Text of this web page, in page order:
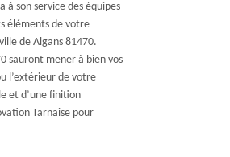
à son service des équipes
éléments de votre
de Algans 81470.
sauront mener à bien vos
l’extérieur de votre
et d’une finition
Tarnaise pour